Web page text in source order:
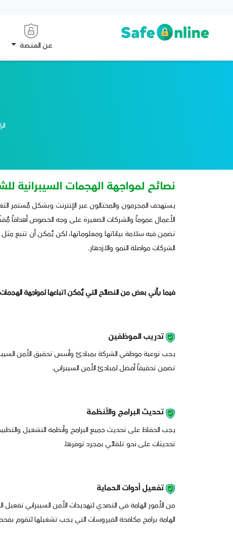
عن المنصة
نصائح لمواجهة الهجمات السيبرانية
يستهدف المجرمون والمحتالون عبر الإنترنت وبشكل مُستمر
الأعمال عموماً والشركات الصغيرة على وجه الخصوص أهدافاً
تضمن فيه سلامة بياناتها ومعلوماتها، لكن يُمكن أن تتبع مثل
الشركات مواصلة النمو والازدهار.
فيما يأتي بعض من النصائح التي يُمكن اتباعها لمواجهة
تدريب الموظفين
يجب توعية موظفي الشركة بمبادئ وأسس تحقيق الأمن
تضمن تحقيقاً أفضل لمبادئ الأمن السيبراني.
تحديث البرامج والأنظمة
يجب الحفاظ على تحديث جميع البرامج وأنظمة التشغيل
تحديثات على نحو تلقائي بمجرد توفرها.
تفعيل أدوات الحماية
الهامة برامج مكافحة الفيروسات التي يجب تشغيلها لتقوم